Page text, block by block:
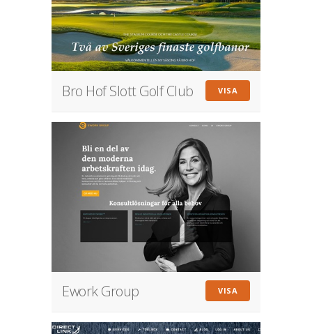
Bro Hof Slott Golf Club VISA
Ework Group VISA